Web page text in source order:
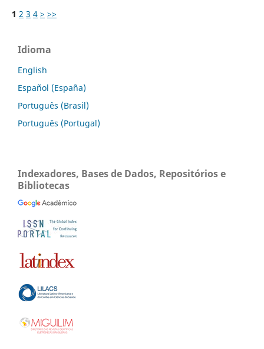
1 2 3 4 > >>
Idioma
English
Español (España)
Português (Brasil)
Português (Portugal)
Indexadores, Bases de Dados, Repositórios e
Bibliotecas